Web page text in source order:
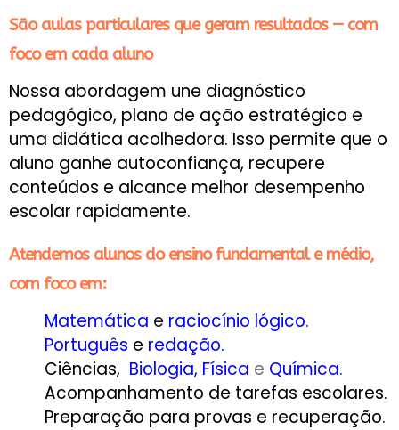
São aulas particulares que geram resultados — com
foco em cada aluno
Nossa abordagem une diagnóstico
pedagógico, plano de ação estratégico e
uma didática acolhedora. Isso permite que o
aluno ganhe autoconfiança, recupere
conteúdos e alcance melhor desempenho
escolar rapidamente.
Atendemos alunos do ensino fundamental e médio,
com foco em:
Matemática e raciocínio lógico.
Português e redação.
Ciências, Biologia, Física e Química.
Acompanhamento de tarefas escolares.
Preparação para provas e recuperação.